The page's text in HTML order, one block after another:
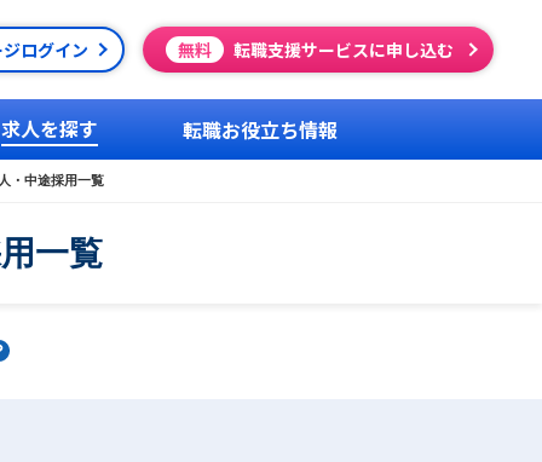
ログイン 無料 転職支援サービスに申し込む
求人を探す 転職お役立ち情報
・中途採用一覧
一覧